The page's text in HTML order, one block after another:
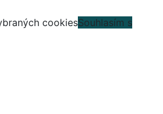
cookiesSouhlasím s